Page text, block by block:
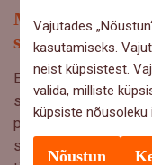
Vajutades
kasutamiseks.
neist küpsistest.
valida, milliste
küpsiste
Nõustun
Mida varem
soodsamad on
Eestlastel on
siis reageerime. Aga
palju loeb varasem
selles, et noor